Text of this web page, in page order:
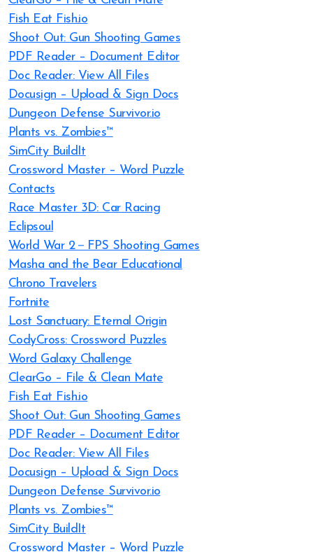
Fish Eat Fish.io
Shoot Out: Gun Shooting Games
PDF Reader – Document Editor
Doc Reader: View All Files
Docusign – Upload & Sign Docs
Dungeon Defense Survivor.io
Plants vs. Zombies™
SimCity BuildIt
Crossword Master – Word Puzzle
Contacts
Race Master 3D: Car Racing
Eclipsoul
World War 2－FPS Shooting Games
Masha and the Bear Educational
Chrono Travelers
Fortnite
Lost Sanctuary: Eternal Origin
CodyCross: Crossword Puzzles
Word Galaxy Challenge
ClearGo – File & Clean Mate
Fish Eat Fish.io
Shoot Out: Gun Shooting Games
PDF Reader – Document Editor
Doc Reader: View All Files
Docusign – Upload & Sign Docs
Dungeon Defense Survivor.io
Plants vs. Zombies™
SimCity BuildIt
Crossword Master – Word Puzzle